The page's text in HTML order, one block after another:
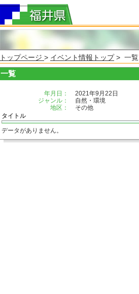
トップページ > イベント情報トップ> 一覧
一覧
年月日：
2021年9月22日
ジャンル：
自然・環境
地区：
その他
タイトル
データがありません。